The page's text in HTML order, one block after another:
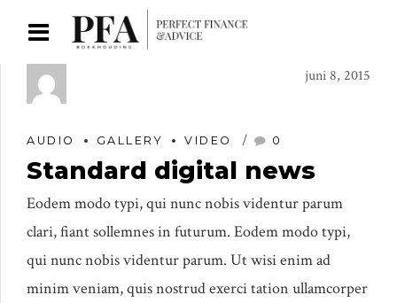
juni 8, 2015
AUDIO GALLERY VIDEO 0
Standard digital news
Eodem modo typi, qui nunc nobis videntur parum
clari, fiant sollemnes in futurum. Eodem modo typi,
qui nunc nobis videntur parum. Ut wisi enim ad
minim veniam, quis nostrud exerci tation ullamcorper